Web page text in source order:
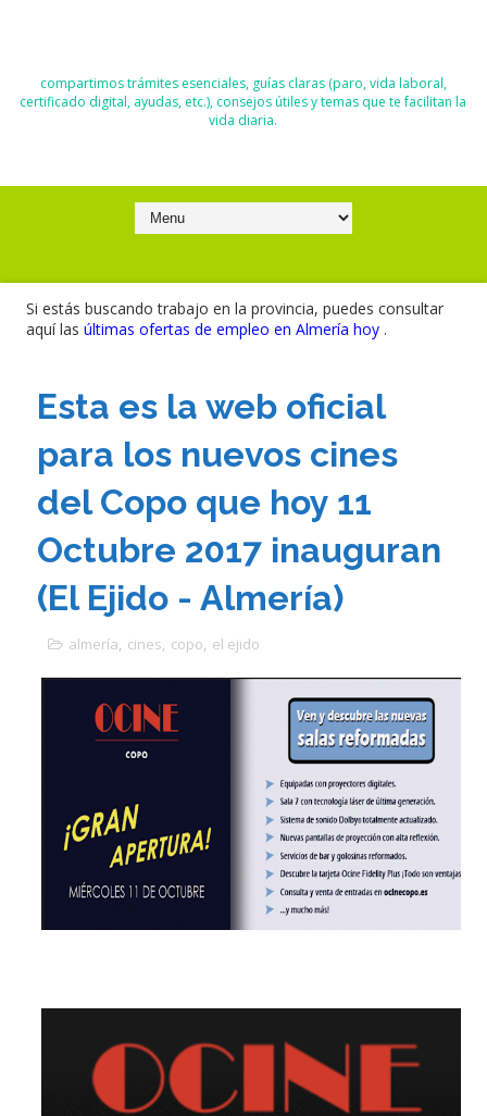
compartimos trámites esenciales, guías claras (paro, vida laboral,
certificado digital, ayudas, etc.), consejos útiles y temas que te facilitan la
vida diaria.
Si estás buscando trabajo en la provincia, puedes consultar
aquí las últimas ofertas de empleo en Almería hoy .
Esta es la web oficial
para los nuevos cines
del Copo que hoy 11
Octubre 2017 inauguran
(El Ejido - Almería)
almería, cines, copo, el ejido